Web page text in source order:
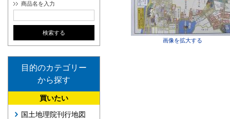
商品名を入力
目的のカテゴリー
から探す
買いたい
国土地理院刊行地図
画像を拡大する